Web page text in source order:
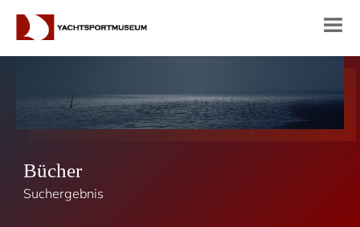
Bücher
Suchergebnis